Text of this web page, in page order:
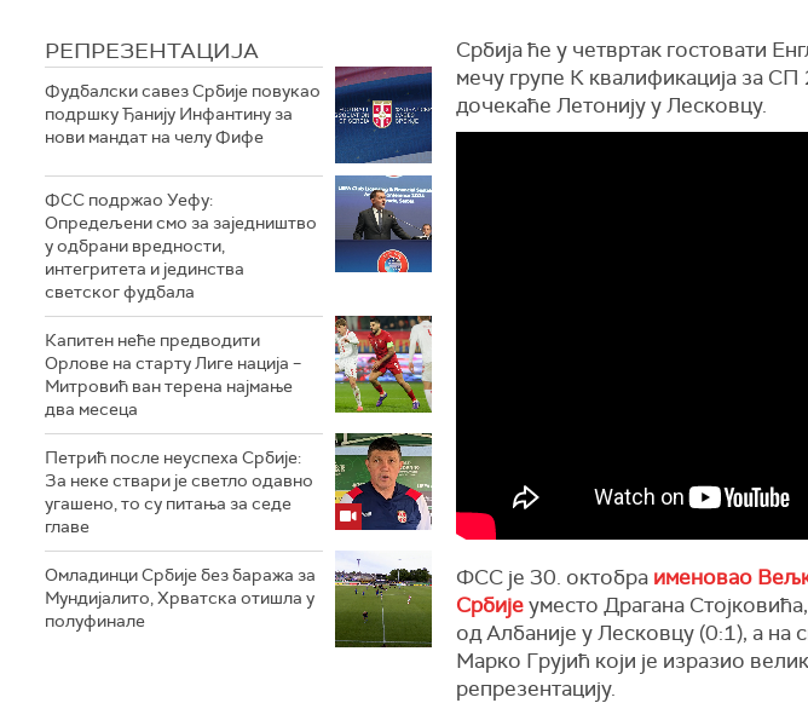
РЕПРЕЗЕНТАЦИЈА
Фудбалски савез Србије повукао
подршку Ђанију Инфантину за
нови мандат на челу Фифе
ФСС подржао Уефу:
Опредељени смо за заједништво
у одбрани вредности,
интегритета и јединства
светског фудбала
Капитен неће предводити
Орлове на старту Лиге нација –
Митровић ван терена најмање
два месеца
Петрић после неуспеха Србије:
За неке ствари је светло одавно
угашено, то су питања за седе
главе
Омладинци Србије без баража за
Мундијалито, Хрватска отишла у
полуфинале
Србија ће у четвртак гостовати
мечу групе К квалификација за
дочекаће Летонију у Лесковцу.
ФСС је 30. октобра именовао
Србијеуместо Драгана
од Албаније у Лесковцу (0:1), а на
Марко Грујић који је изразио
репрезентацију.